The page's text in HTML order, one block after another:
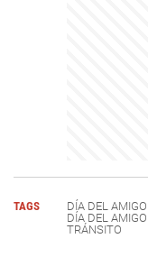
TAGS DÍA DEL AMIGO
DÍA DEL AMIGO
TRÁNSITO